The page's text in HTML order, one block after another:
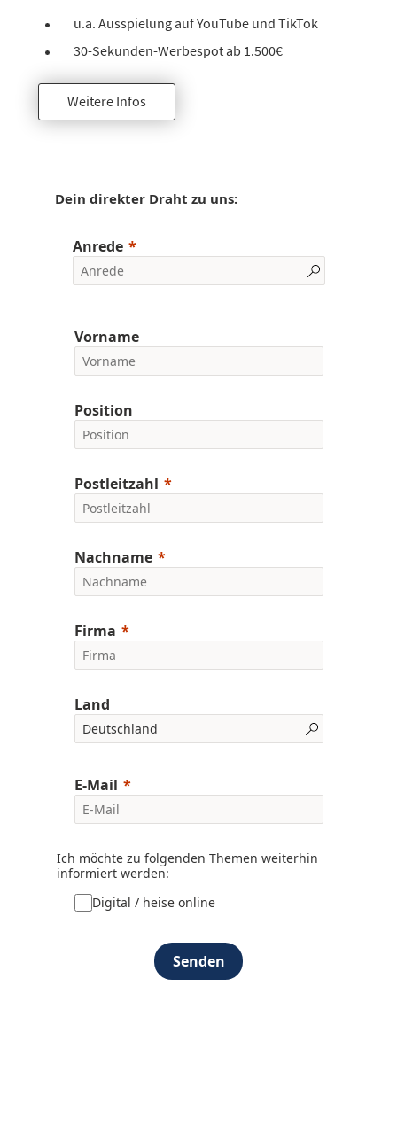
u.a. Ausspielung auf YouTube und TikTok
30-Sekunden-Werbespot ab 1.500€
Weitere Infos
Dein direkter Draht zu uns:
Anrede
Vorname
Position
Postleitzahl
Nachname
Firma
Land
E-Mail
Ich möchte zu folgenden Themen weiterhin
informiert werden:
Digital / heise online
Senden